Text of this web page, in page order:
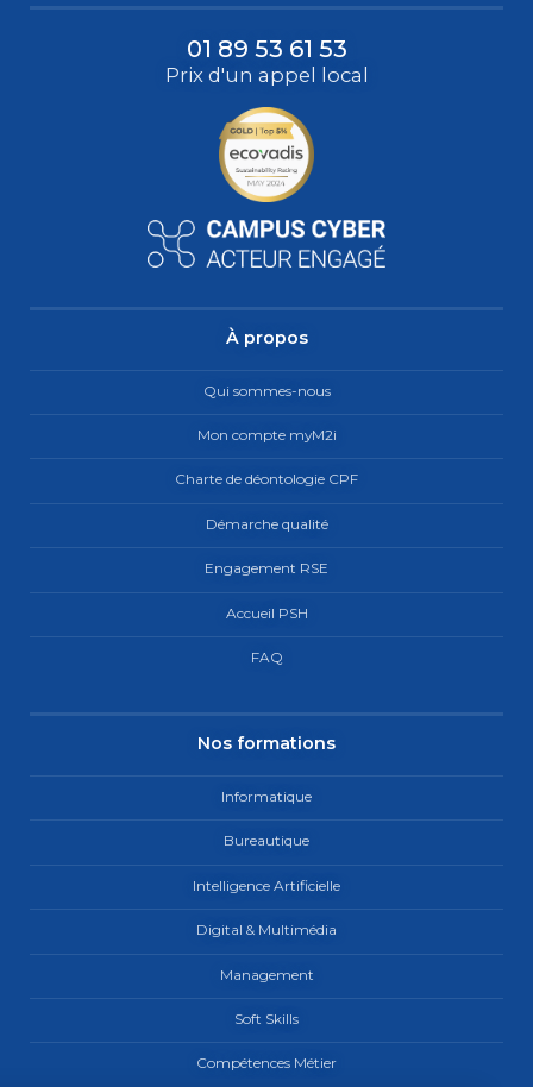
01 89 53 61 53
Prix d'un appel local
À propos
Qui sommes-nous
Mon compte myM2i
Charte de déontologie CPF
Démarche qualité
Engagement RSE
Accueil PSH
FAQ
Nos formations
Informatique
Bureautique
Intelligence Artificielle
Digital & Multimédia
Management
Soft Skills
Compétences Métier